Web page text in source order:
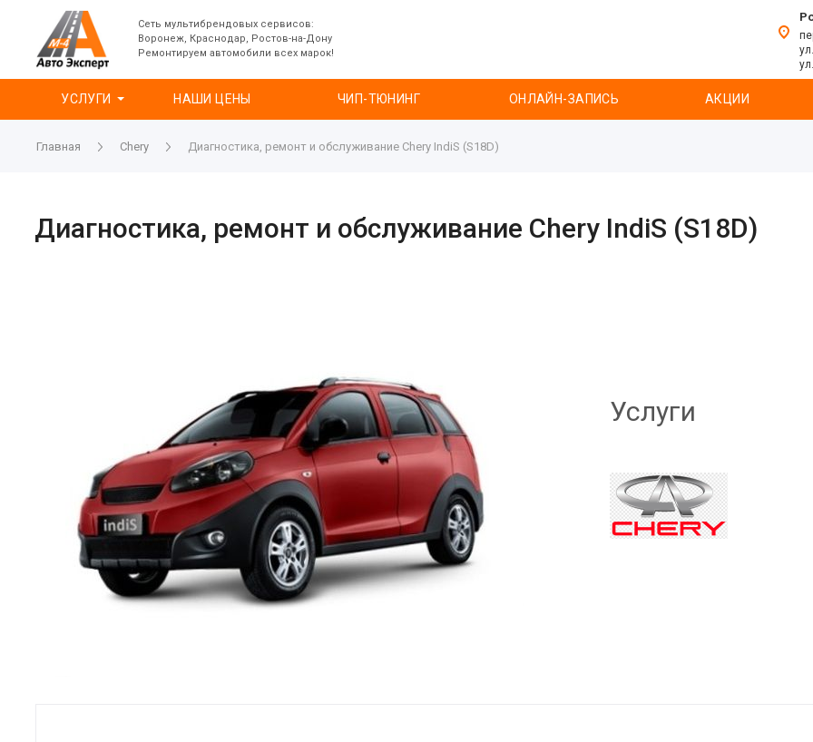
Сеть мультибрендовых сервисов:
Воронеж, Краснодар, Ростов-на-Дону
Ремонтируем автомобили всех марок!
УСЛУГИ НАШИ ЦЕНЫ ЧИП-ТЮНИНГ ОНЛАЙН-ЗАПИСЬ АКЦИИ
Главная Chery Диагностика, ремонт и обслуживание Chery IndiS (S18D)
Диагностика, ремонт и обслуживание Chery IndiS (S18D)
Услуги